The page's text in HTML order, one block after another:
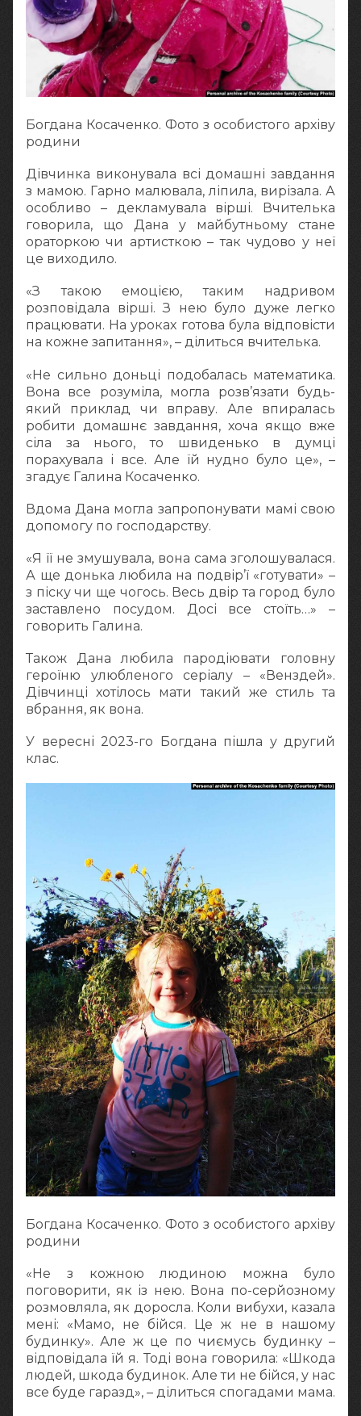
Богдана Косаченко. Фото з особистого архіву
родини
Дівчинка виконувала всі домашні завдання
з мамою. Гарно малювала, ліпила, вирізала. А
особливо – декламувала вірші. Вчителька
говорила, що Дана у майбутньому стане
ораторкою чи артисткою – так чудово у неї
це виходило.
«З такою емоцією, таким надривом
розповідала вірші. З нею було дуже легко
працювати. На уроках готова була відповісти
на кожне запитання», – ділиться вчителька.
«Не сильно доньці подобалась математика.
Вона все розуміла, могла розв’язати будь-
який приклад чи вправу. Але впиралась
робити домашнє завдання, хоча якщо вже
сіла за нього, то швиденько в думці
порахувала і все. Але їй нудно було це», –
згадує Галина Косаченко.
Вдома Дана могла запропонувати мамі свою
допомогу по господарству.
«Я її не змушувала, вона сама зголошувалася.
А ще донька любила на подвір’ї «готувати» –
з піску чи ще чогось. Весь двір та город було
заставлено посудом. Досі все стоїть…» –
говорить Галина.
Також Дана любила пародіювати головну
героїню улюбленого серіалу – «Венздей».
Дівчинці хотілось мати такий же стиль та
вбрання, як вона.
У вересні 2023-го Богдана пішла у другий
клас.
Богдана Косаченко. Фото з особистого архіву
родини
«Не з кожною людиною можна було
поговорити, як із нею. Вона по-серйозному
розмовляла, як доросла. Коли вибухи, казала
мені: «Мамо, не бійся. Це ж не в нашому
будинку». Але ж це по чиємусь будинку –
відповідала їй я. Тоді вона говорила: «Шкода
людей, шкода будинок. Але ти не бійся, у нас
все буде гаразд», – ділиться спогадами мама.